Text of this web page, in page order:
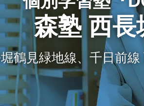
森塾 西長
鶴見緑地線、千日前